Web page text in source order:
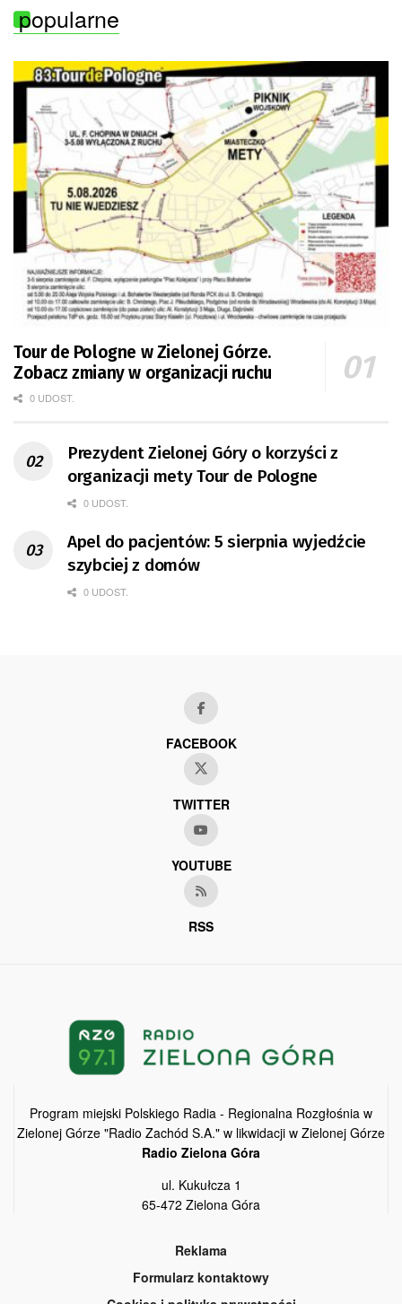
popularne
Tour de Pologne w Zielonej Górze.
Zobacz zmiany w organizacji ruchu
0 UDOST.
Prezydent Zielonej Góry o korzyści z
organizacji mety Tour de Pologne
0 UDOST.
Apel do pacjentów: 5 sierpnia wyjedźcie
szybciej z domów
0 UDOST.
FACEBOOK
TWITTER
YOUTUBE
RSS
Program miejski Polskiego Radia - Regionalna Rozgłośnia w
Zielonej Górze "Radio Zachód S.A." w likwidacji w Zielonej Górze
Radio Zielona Góra
ul. Kukułcza 1
65-472 Zielona Góra
Reklama
Formularz kontaktowy